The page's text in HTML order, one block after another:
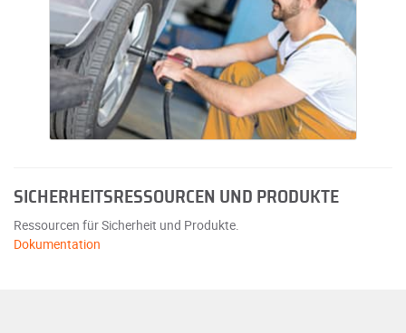
SICHERHEITSRESSOURCEN UND PRODUKTE
Ressourcen für Sicherheit und Produkte.
Dokumentation